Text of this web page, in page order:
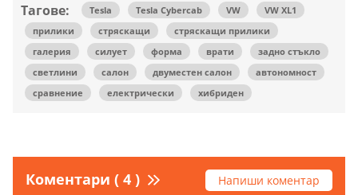
Тагове: Tesla Tesla Cybercab VW
VW XL1
прилики
стряскащи
стряскащи прилики
галерия
силует форма врати
задно стъкло
светлини
салон двуместен салон
автономност
сравнение
електрически хибриден
Коментари ( 4 ) Напиши коментар